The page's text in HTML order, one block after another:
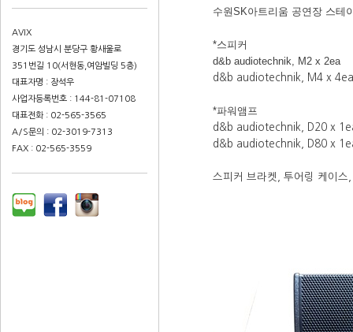
AVIX
경기도 성남시 분당구 황새울로
351번길 10(서현동,여암빌딩 5층)
대표자명 : 장석우
사업자등록번호 : 144-81-07108
대표전화 : 02-565-3565
A/S문의 : 02-3019-7313
FAX : 02-565-3559
수원SK아트리움 공연장 스테
*스피커
d&b audiotechnik, M2 x 2ea
d&b audiotechnik, M4 x 4ea
*파워앰프
d&b audiotechnik, D20 x
d&b audiotechnik, D80 x
스피커 브라켓, 투어링 케이